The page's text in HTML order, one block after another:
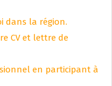
dans la région.
CV et lettre de
en participant à